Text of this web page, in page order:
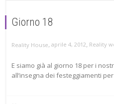
Giorno 18
Reality House, aprile 4, 2012, Reality
E siamo già al giorno 18 per i
all’insegna dei festeggiamenti